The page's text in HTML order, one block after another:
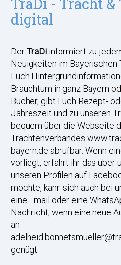
digital
DerTraDi informiert zu
Neuigkeiten im Bayerischen
Euch
Brauchtum in ganz Bayern
Bücher, gibt Euch Rezept-
Jahreszeit und zu unseren
bequem über die Webseite
Trachtenverbandes
bayern.de abrufbar. Wenn
vorliegt, erfahrt ihr das über
unseren Profilen auf
möchte, kann sich auch bei
eine Email oder eine
Nachricht, wenn eine neue
an
genügt.